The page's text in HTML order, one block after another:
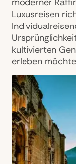
moderner
Luxusreisen
kultivierten
erleben